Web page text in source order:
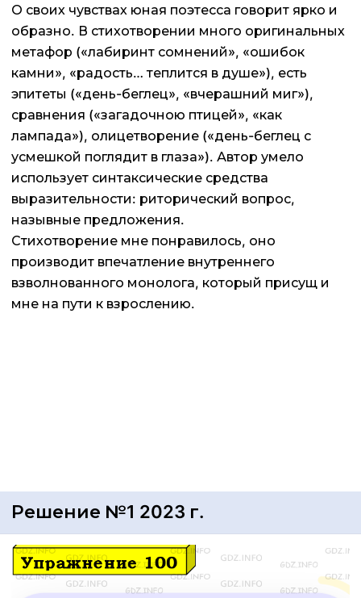
О своих чувствах юная поэтесса говорит ярко и
образно. В стихотворении много оригинальных
метафор («лабиринт сомнений», «ошибок
камни», «радость… теплится в душе»), есть
эпитеты («день-беглец», «вчерашний миг»),
сравнения («загадочною птицей», «как
лампада»), олицетворение («день-беглец с
усмешкой поглядит в глаза»). Автор умело
использует синтаксические средства
выразительности: риторический вопрос,
назывные предложения.
Стихотворение мне понравилось, оно
производит впечатление внутреннего
взволнованного монолога, который присущ и
мне на пути к взрослению.
Решение №1 2023 г.